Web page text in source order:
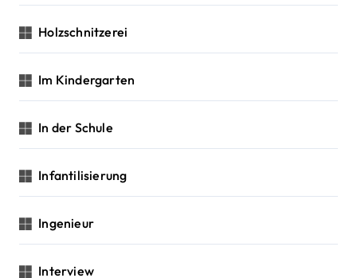
Holzschnitzerei
Im Kindergarten
In der Schule
Infantilisierung
Ingenieur
Interview